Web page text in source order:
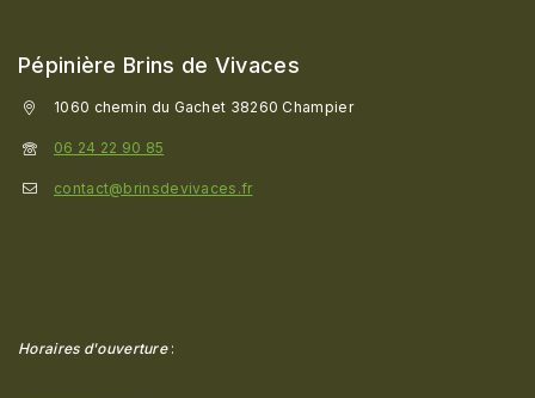
Pépinière Brins de Vivaces
1060 chemin du Gachet 38260 Champier
06 24 22 90 85
contact@brinsdevivaces.fr
Horaires d'ouverture: